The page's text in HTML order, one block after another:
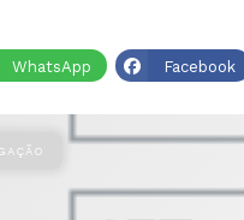
WhatsApp Facebook